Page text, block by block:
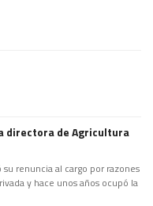
directora de Agricultura
renuncia al cargo por razones
y hace unos años ocupó la